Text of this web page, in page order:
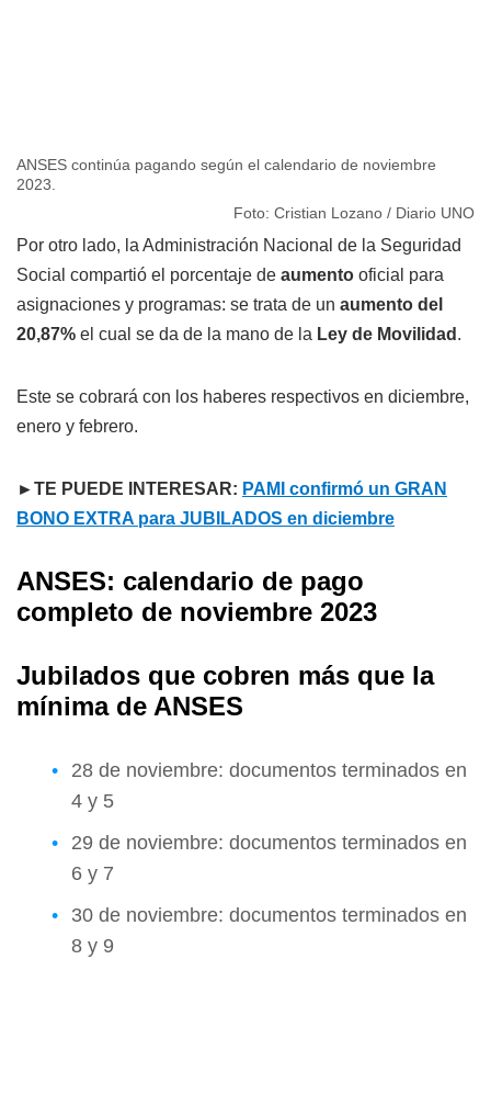
ANSES continúa pagando según el calendario de noviembre
2023.
Foto: Cristian Lozano / Diario UNO
Por otro lado, la Administración Nacional de la Seguridad
Social compartió el porcentaje de aumento oficial para
asignaciones y programas: se trata de un aumento del
20,87% el cual se da de la mano de la Ley de Movilidad .
Este se cobrará con los haberes respectivos en diciembre,
enero y febrero.
►TE PUEDE INTERESAR: PAMI confirmó un GRAN
BONO EXTRA para JUBILADOS en diciembre
ANSES: calendario de pago
completo de noviembre 2023
Jubilados que cobren más que la
mínima de ANSES
28 de noviembre: documentos terminados en
4 y 5
29 de noviembre: documentos terminados en
6 y 7
30 de noviembre: documentos terminados en
8 y 9